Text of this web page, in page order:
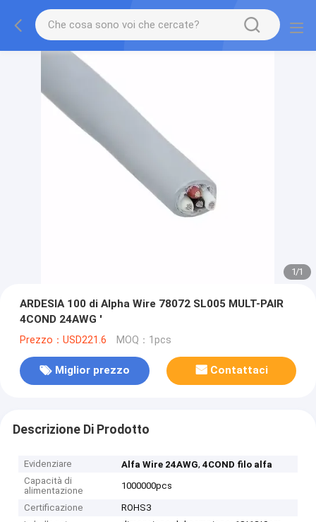
1/1
ARDESIA 100 di Alpha Wire 78072 SL005 MULT-PAIR
4COND 24AWG '
Prezzo：USD221.6 MOQ：1pcs
Miglior prezzo Contattaci
Descrizione Di Prodotto
Evidenziare Alfa Wire 24AWG,4COND filo alfa
Capacità di
alimentazione
1000000pcs
Certificazione
ROHS3